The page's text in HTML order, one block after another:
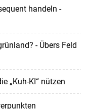
handeln -
- Übers Feld
„Kuh-KI“ nützen